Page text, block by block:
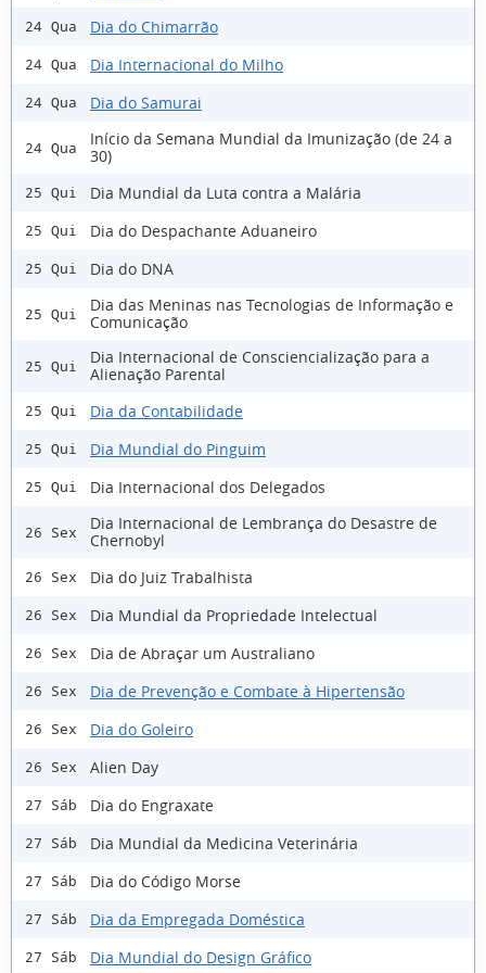
24 Qua Dia do Chimarrão
24 Qua Dia Internacional do Milho
24 Qua Dia do Samurai
24 Qua
Início da Semana Mundial da Imunização (de 24 a
30)
25 Qui Dia Mundial da Luta contra a Malária
25 Qui Dia do Despachante Aduaneiro
25 Qui Dia do DNA
25 Qui
Dia das Meninas nas Tecnologias de Informação e
Comunicação
25 Qui
Dia Internacional de Consciencialização para a
Alienação Parental
25 Qui Dia da Contabilidade
25 Qui Dia Mundial do Pinguim
25 Qui Dia Internacional dos Delegados
26 Sex
Dia Internacional de Lembrança do Desastre de
Chernobyl
26 Sex Dia do Juiz Trabalhista
26 Sex Dia Mundial da Propriedade Intelectual
26 Sex Dia de Abraçar um Australiano
26 Sex Dia de Prevenção e Combate à Hipertensão
26 Sex Dia do Goleiro
26 Sex Alien Day
27 Sáb Dia do Engraxate
27 Sáb Dia Mundial da Medicina Veterinária
27 Sáb Dia do Código Morse
27 Sáb Dia da Empregada Doméstica
27 Sáb Dia Mundial do Design Gráfico